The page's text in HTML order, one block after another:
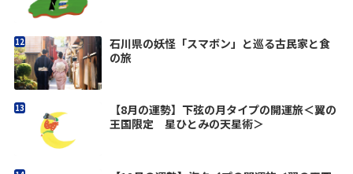
石川県の妖怪「スマボン」と巡る古民家と食
の旅
【8月の運勢】下弦の月タイプの開運旅＜翼の
王国限定 星ひとみの天星術＞